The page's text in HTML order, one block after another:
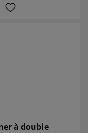
à double